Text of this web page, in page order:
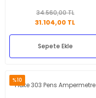
34.560,00 TL
31.104,00 TL
Sepete Ekle
%10
Fluke 303 Pens Ampermetre